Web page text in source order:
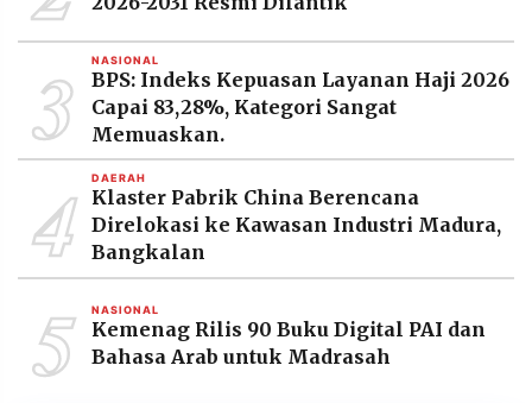
3 NASIONAL
BPS: Indeks Kepuasan Layanan Haji 2026
Capai 83,28%, Kategori Sangat
Memuaskan.
4 DAERAH
Klaster Pabrik China Berencana
Direlokasi ke Kawasan Industri Madura,
Bangkalan
5 NASIONAL
Kemenag Rilis 90 Buku Digital PAI dan
Bahasa Arab untuk Madrasah